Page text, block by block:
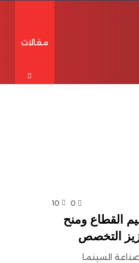
مقالات
0
10
القطاع ومنح
التخصص
السينما